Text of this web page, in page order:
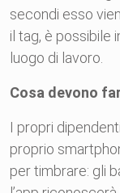
secondi esso
il tag, è possibile
luogo di lavoro.
Cosa devono
I propri
proprio
per timbrare: gli